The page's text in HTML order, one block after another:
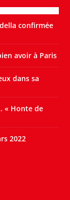
confirmée
avoir à Paris
dans sa
« Honte de
2022